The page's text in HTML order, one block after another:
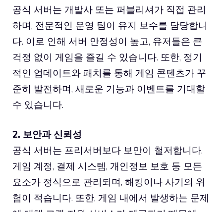
공식 서버는 개발사 또는 퍼블리셔가 직접 관리
하며, 전문적인 운영 팀이 유지 보수를 담당합니
다. 이로 인해 서버 안정성이 높고, 유저들은 큰
걱정 없이 게임을 즐길 수 있습니다. 또한, 정기
적인 업데이트와 패치를 통해 게임 콘텐츠가 꾸
준히 발전하며, 새로운 기능과 이벤트를 기대할
수 있습니다.
2. 보안과 신뢰성
공식 서버는 프리서버보다 보안이 철저합니다.
게임 계정, 결제 시스템, 개인정보 보호 등 모든
요소가 정식으로 관리되며, 해킹이나 사기의 위
험이 적습니다. 또한, 게임 내에서 발생하는 문제